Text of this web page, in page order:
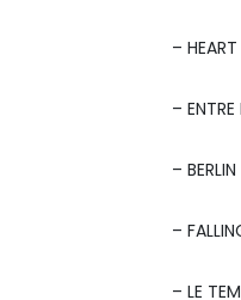
–
–
–
–
– LE